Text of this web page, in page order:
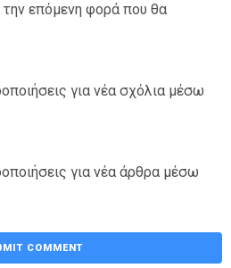
επόμενη φορά που θα
για νέα σχόλια μέσω
για νέα άρθρα μέσω